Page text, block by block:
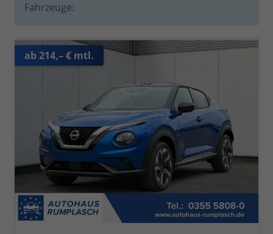
Fahrzeuge:
ab 214,– € mtl.